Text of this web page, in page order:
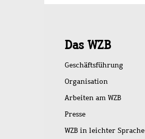
Schnellzugriff
Das WZB
Geschäftsführung
Organisation
Arbeiten am WZB
Presse
WZB in leichter Sprache